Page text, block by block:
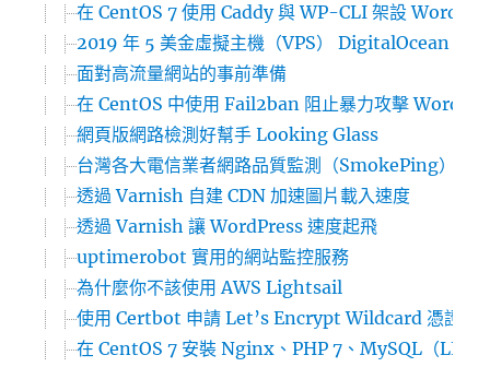
在 CentOS 7 使用 Caddy 與 WP-CLI 架設
2019 年 5 美金虛擬主機（VPS） DigitalOcean、
面對高流量網站的事前準備
在 CentOS 中使用 Fail2ban 阻止暴力攻擊
網頁版網路檢測好幫手 Looking Glass
台灣各大電信業者網路品質監測（SmokePing）
透過 Varnish 自建 CDN 加速圖片載入速度
透過 Varnish 讓 WordPress 速度起飛
uptimerobot 實用的網站監控服務
為什麼你不該使用 AWS Lightsail
使用 Certbot 申請 Let’s Encrypt Wildcard 憑證
在 CentOS 7 安裝 Nginx、PHP 7、MySQL（